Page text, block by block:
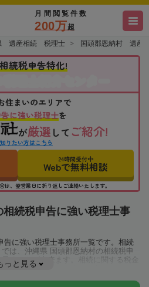
月間閲覧件数
200万超
遺産相続 税理士 国頭郡恩納村 遺産
相続税申告特化!
住まいのエリアで
に強い税理士を
が厳選 して ご紹介!
りたい方はこちら
24時間受付中
Webで無料相談
、翌営業日に折り返しご連絡いたします。
続税申告に強い税理士事
告に強い税理士事務所一覧です。相続
は、沖縄県 国頭郡恩納村の相続税申
ることが出来ます。相続に関する税金
理士に相談してみましょう。
っと見る